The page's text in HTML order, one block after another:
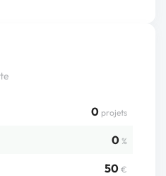
0 projets
0 %
50 €